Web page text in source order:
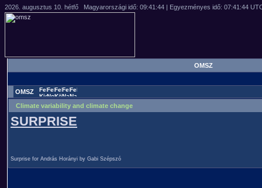
OMSZ
OMSZ
Climate variability and climate change
SURPRISE
Surprise for András Horányi by Gabi Szépszó